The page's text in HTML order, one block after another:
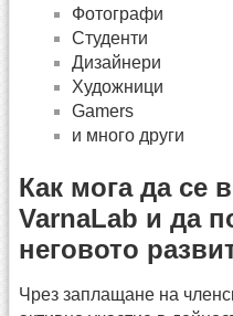
Фотографи
Студенти
Дизайнери
Художници
Gamers
и много други
Как мога да се
VarnaLab и да
неговото
Чрез заплащане на